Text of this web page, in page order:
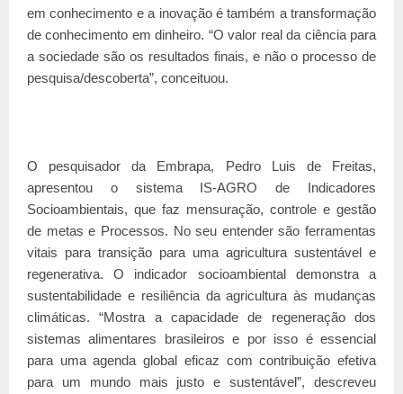
em conhecimento e a inovação é também a transformação
de conhecimento em dinheiro. “O valor real da ciência para
a sociedade são os resultados finais, e não o processo de
pesquisa/descoberta”, conceituou.
O pesquisador da Embrapa, Pedro Luis de Freitas,
apresentou o sistema IS-AGRO de Indicadores
Socioambientais, que faz mensuração, controle e gestão
de metas e Processos. No seu entender são ferramentas
vitais para transição para uma agricultura sustentável e
regenerativa. O indicador socioambiental demonstra a
sustentabilidade e resiliência da agricultura às mudanças
climáticas. “Mostra a capacidade de regeneração dos
sistemas alimentares brasileiros e por isso é essencial
para uma agenda global eficaz com contribuição efetiva
para um mundo mais justo e sustentável”, descreveu